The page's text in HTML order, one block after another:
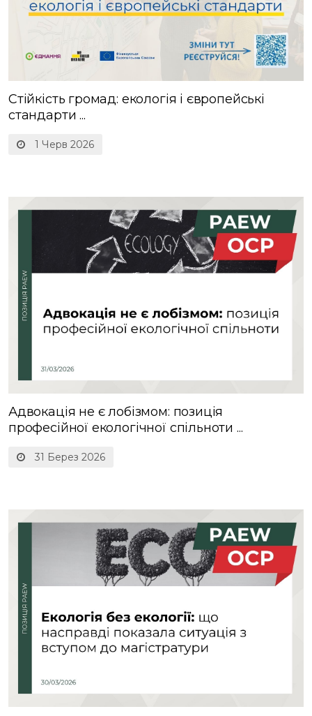
1 Черв 2026
Стійкість громад: екологія і європейські
стандарти ...
31 Берез 2026
Адвокація не є лобізмом: позиція
професійної екологічної спільноти ...